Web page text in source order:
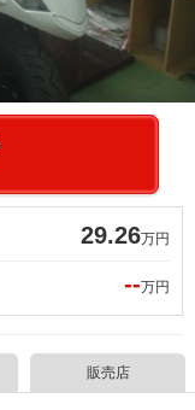
29.26万円
--万円
販売店